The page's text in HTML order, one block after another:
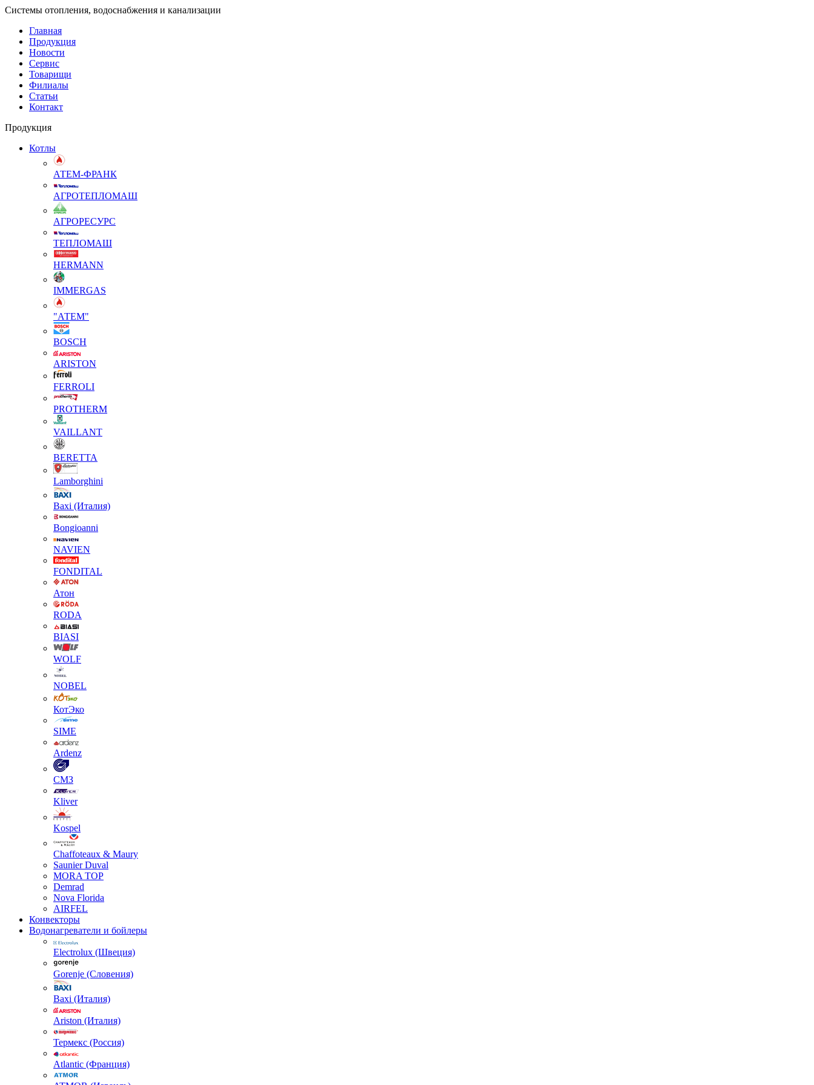
Системы отопления, водоснабжения и канализации
Главная
Продукция
Новости
Сервис
Товарищи
Филиалы
Статьи
Контакт
Продукция
Котлы
АТЕМ-ФРАНК
АГРОТЕПЛОМАШ
АГРОРЕСУРС
ТЕПЛОМАШ
HERMANN
IMMERGAS
"АТЕМ"
BOSCH
ARISTON
FERROLI
PROTHERM
VAILLANT
BERETTA
Lamborghini
Baxi (Италия)
Вongioanni
NAVIEN
FONDITAL
Атон
RODA
BIASI
WOLF
NOBEL
КотЭко
SIME
Ardenz
СМЗ
Kliver
Kospel
Chaffoteaux & Maury
Saunier Duval
MORA TOP
Demrad
Nova Florida
AIRFEL
Конвекторы
Водонагреватели и бойлеры
Electrolux (Швеция)
Gorenje (Словения)
Baxi (Италия)
Ariston (Италия)
Термекс (Россия)
Atlantic (Франция)